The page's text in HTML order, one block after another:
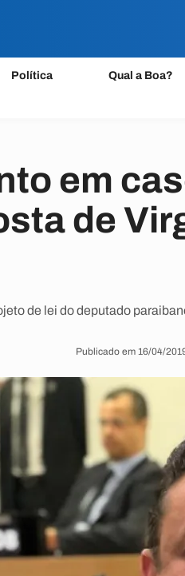
Política Qual a Boa?
em
de
de lei do deputado
Publicado em 16/04/